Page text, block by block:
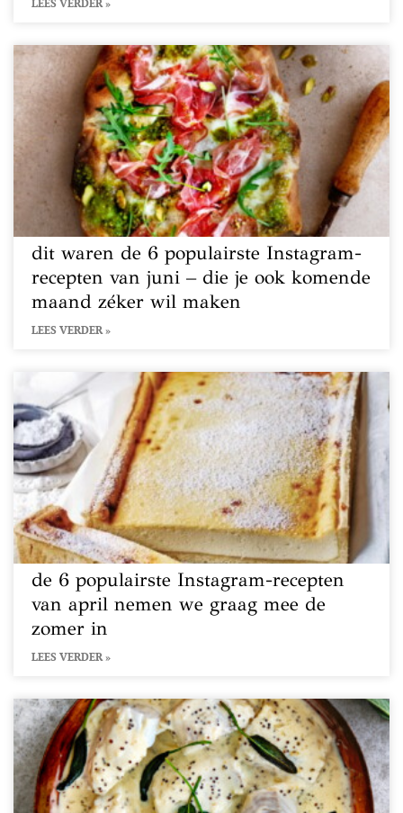
LEES VERDER »
dit waren de 6 populairste Instagram-
recepten van juni – die je ook komende
maand zéker wil maken
LEES VERDER »
de 6 populairste Instagram-recepten
van april nemen we graag mee de
zomer in
LEES VERDER »